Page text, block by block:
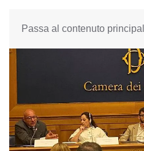
Passa al contenuto